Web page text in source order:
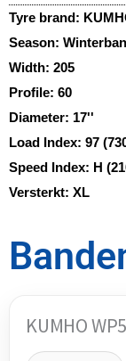
Tyre brand:
Season:
Width: 205
Profile: 60
Diameter: 17''
Load Index: 97
Speed Index: H
Versterkt: XL
KUMHO